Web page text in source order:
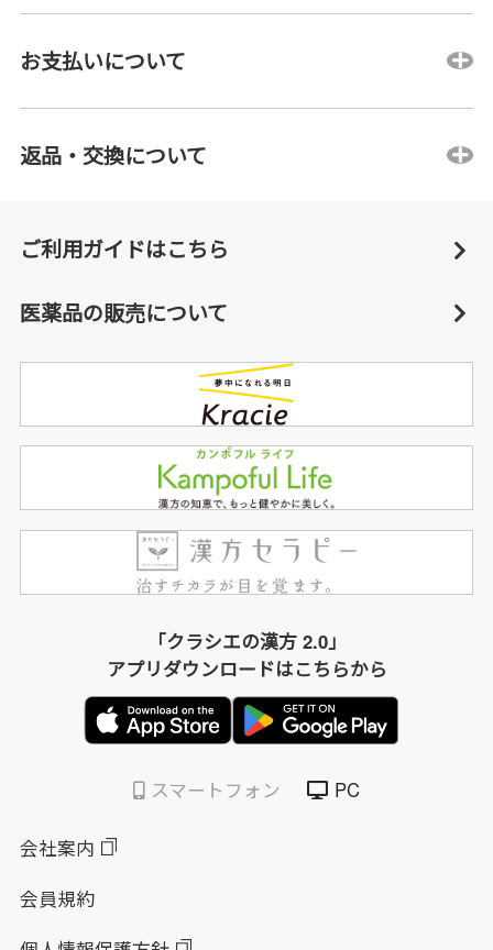
お支払いについて
返品・交換について
ご利用ガイドはこちら
医薬品の販売について
「クラシエの漢方 2.0」
アプリダウンロードはこちらから
スマートフォン PC
会社案内
会員規約